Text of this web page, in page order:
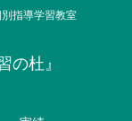
指導学習教室
の杜』